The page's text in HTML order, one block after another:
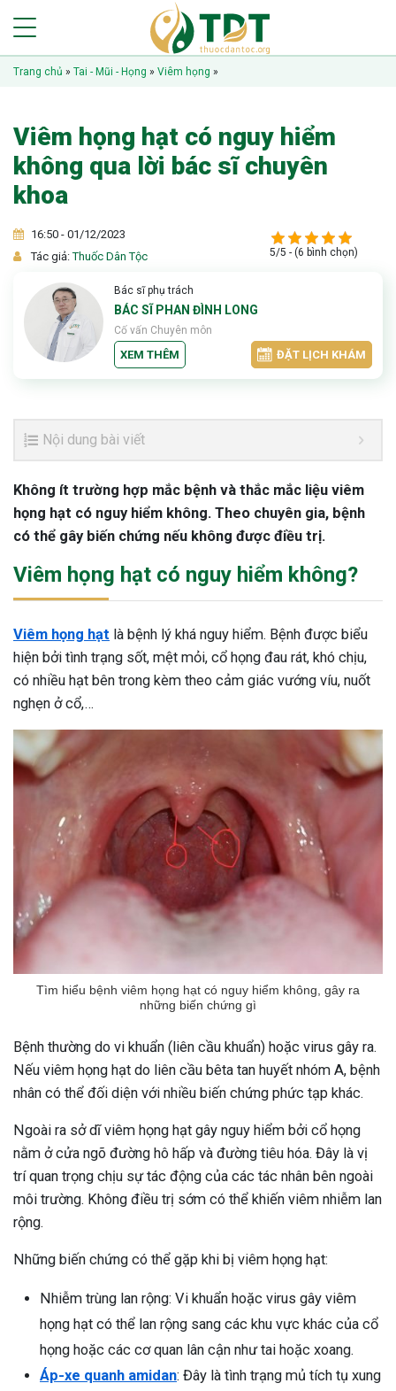
Trang chủ » Tai - Mũi - Họng » Viêm họng »
Viêm họng hạt có nguy hiểm
không qua lời bác sĩ chuyên
khoa
16:50 - 01/12/2023
Tác giả:Thuốc Dân Tộc 5/5 - (6 bình chọn)
Bác sĩ phụ trách
BÁC SĨ PHAN ĐÌNH LONG
Cố vấn Chuyên môn
XEM THÊM ĐẶT LỊCH KHÁM
Nội dung bài viết
Không ít trường hợp mắc bệnh và thắc mắc liệu viêm
họng hạt có nguy hiểm không. Theo chuyên gia, bệnh
có thể gây biến chứng nếu không được điều trị.
Viêm họng hạt có nguy hiểm không?
Viêm họng hạt là bệnh lý khá nguy hiểm. Bệnh được biểu
hiện bởi tình trạng sốt, mệt mỏi, cổ họng đau rát, khó chịu,
có nhiều hạt bên trong kèm theo cảm giác vướng víu, nuốt
nghẹn ở cổ,…
Tìm hiểu bệnh viêm họng hạt có nguy hiểm không, gây ra
những biến chứng gì
Bệnh thường do vi khuẩn (liên cầu khuẩn) hoặc virus gây ra.
Nếu viêm họng hạt do liên cầu bêta tan huyết nhóm A, bệnh
nhân có thể đối diện với nhiều biến chứng phức tạp khác.
Ngoài ra sở dĩ viêm họng hạt gây nguy hiểm bởi cổ họng
nằm ở cửa ngõ đường hô hấp và đường tiêu hóa. Đây là vị
trí quan trọng chịu sự tác động của các tác nhân bên ngoài
môi trường. Không điều trị sớm có thể khiến viêm nhiễm lan
rộng.
Những biến chứng có thể gặp khi bị viêm họng hạt:
Nhiễm trùng lan rộng: Vi khuẩn hoặc virus gây viêm
họng hạt có thể lan rộng sang các khu vực khác của cổ
họng hoặc các cơ quan lân cận như tai hoặc xoang.
Áp-xe quanh amidan: Đây là tình trạng mủ tích tụ xung